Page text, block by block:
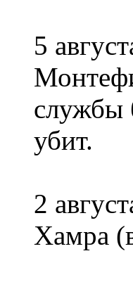
5
службы
убит.
2
Хамра